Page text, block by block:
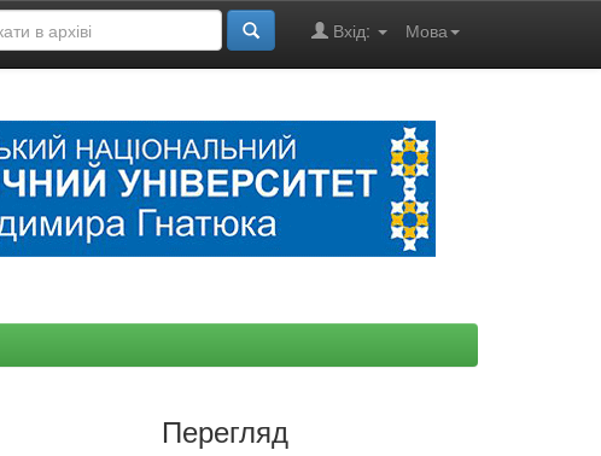
Мова
Вхід:
Перегляд